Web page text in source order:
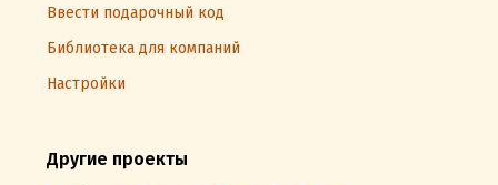
Ввести подарочный код
Библиотека для компаний
Настройки
Другие проекты